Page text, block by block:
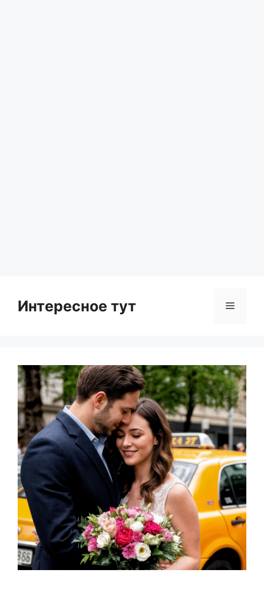
Интересное тут Menu